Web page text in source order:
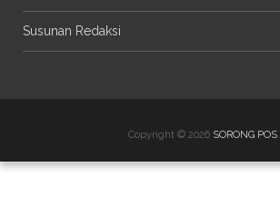
Susunan Redaksi
Copyright © 2026 SORONG POS.